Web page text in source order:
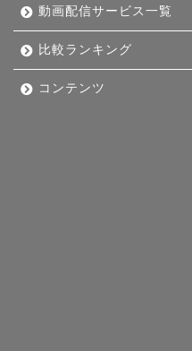
動画配信サービス一覧
比較ランキング
コンテンツ